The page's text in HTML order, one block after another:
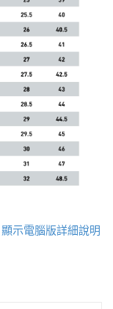
顯示電腦版詳細說明